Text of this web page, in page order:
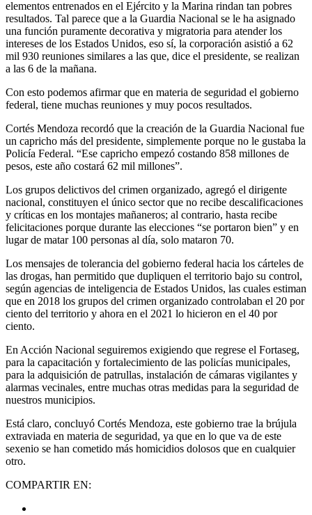
elementos entrenados en el Ejército y la Marina rindan tan pobres
resultados. Tal parece que a la Guardia Nacional se le ha asignado
una función puramente decorativa y migratoria para atender los
intereses de los Estados Unidos, eso sí, la corporación asistió a 62
mil 930 reuniones similares a las que, dice el presidente, se realizan
a las 6 de la mañana.
Con esto podemos afirmar que en materia de seguridad el gobierno
federal, tiene muchas reuniones y muy pocos resultados.
Cortés Mendoza recordó que la creación de la Guardia Nacional fue
un capricho más del presidente, simplemente porque no le gustaba la
Policía Federal. “Ese capricho empezó costando 858 millones de
pesos, este año costará 62 mil millones”.
Los grupos delictivos del crimen organizado, agregó el dirigente
nacional, constituyen el único sector que no recibe descalificaciones
y críticas en los montajes mañaneros; al contrario, hasta recibe
felicitaciones porque durante las elecciones “se portaron bien” y en
lugar de matar 100 personas al día, solo mataron 70.
Los mensajes de tolerancia del gobierno federal hacia los cárteles de
las drogas, han permitido que dupliquen el territorio bajo su control,
según agencias de inteligencia de Estados Unidos, las cuales estiman
que en 2018 los grupos del crimen organizado controlaban el 20 por
ciento del territorio y ahora en el 2021 lo hicieron en el 40 por
ciento.
En Acción Nacional seguiremos exigiendo que regrese el Fortaseg,
para la capacitación y fortalecimiento de las policías municipales,
para la adquisición de patrullas, instalación de cámaras vigilantes y
alarmas vecinales, entre muchas otras medidas para la seguridad de
nuestros municipios.
Está claro, concluyó Cortés Mendoza, este gobierno trae la brújula
extraviada en materia de seguridad, ya que en lo que va de este
sexenio se han cometido más homicidios dolosos que en cualquier
otro.
COMPARTIR EN: